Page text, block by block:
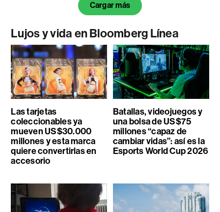
Cargar más
Lujos y vida en Bloomberg Línea
Las tarjetas
coleccionables ya
mueven US$30.000
millones y esta marca
quiere convertirlas en
accesorio
Batallas, videojuegos y
una bolsa de US$75
millones “capaz de
cambiar vidas”: así es la
Esports World Cup 2026